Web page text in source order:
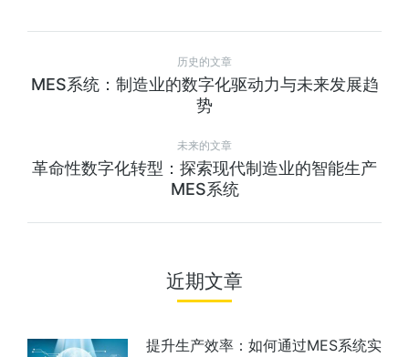
历史的文章
MES系统：制造业的数字化驱动力与未来发展趋
势
未来的文章
革命性数字化转型：探索现代制造业的智能生产
MES系统
近期文章
提升生产效率：如何通过MES系统实